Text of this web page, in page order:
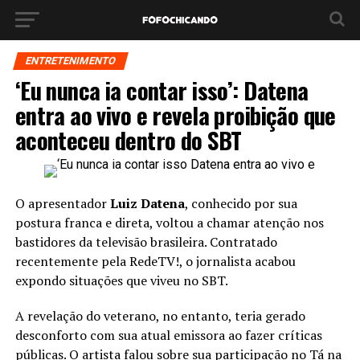
ENTRETENIMENTO
‘Eu nunca ia contar isso’: Datena
entra ao vivo e revela proibição que
aconteceu dentro do SBT
O apresentadorLuiz Datena, conhecido por sua
postura franca e direta, voltou a chamar atenção nos
bastidores da televisão brasileira. Contratado
recentemente pela RedeTV!, o jornalista acabou
expondo situações que viveu no SBT.
A revelação do veterano, no entanto, teria gerado
desconforto com sua atual emissora ao fazer críticas
públicas. O artista falou sobre sua participação no Tá na